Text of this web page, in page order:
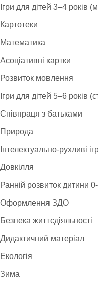
Ігри для дітей 3–4 років
Картотеки
Математика
Асоціативні картки
Розвиток мовлення
Ігри для дітей 5–6 років
Співпраця з батьками
Природа
Інтелектуально-рухливі
Довкілля
Ранній розвиток дитини
Оформлення ЗДО
Безпека життєдіяльності
Дидактичний матеріал
Екологія
Зима